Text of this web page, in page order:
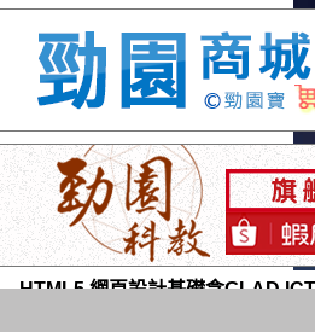
HTML5 網頁設計基礎含GLAD